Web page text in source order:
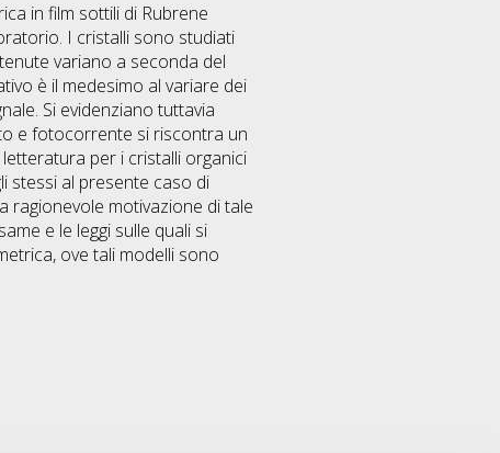
in film sottili di Rubrene
I cristalli sono studiati
variano a seconda del
è il medesimo al variare dei
Si evidenziano tuttavia
e fotocorrente si riscontra un
per i cristalli organici
stessi al presente caso di
ragionevole motivazione di tale
e le leggi sulle quali si
ove tali modelli sono